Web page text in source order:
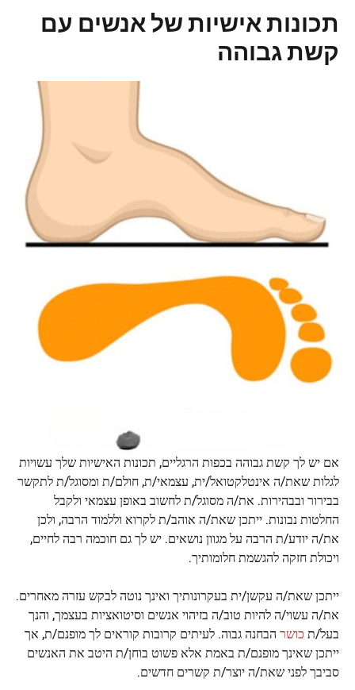
תכונות אישיות של אנשים עם
קשת גבוהה
אם יש לך קשת גבוהה בכפות הרגליים, תכונות האישיות שלך עשויות
לגלות שאת/ה אינטלקטואל/ית, עצמאי/ת, חולם/ת ומסוגל/ת לתקשר
בבירור ובבהירות. את/ה מסוגל/ת לחשוב באופן עצמאי ולקבל
החלטות נבונות. ייתכן שאת/ה אוהב/ת לקרוא וללמוד הרבה, ולכן
את/ה יודע/ת הרבה על מגוון נושאים. יש לך גם חוכמה רבה לחיים,
ויכולת חזקה להגשמת חלומותיך.
ייתכן שאת/ה עקשן/ית בעקרונותיך ואינך נוטה לבקש עזרה מאחרים.
את/ה עשוי/ה להיות טוב/ה בזיהוי אנשים וסיטואציות בעצמך, והנך
בעל/ת כושר הבחנה גבוה. לעיתים קרובות קוראים לך מופנם/ת, אך
ייתכן שאינך מופנם/ת באמת אלא פשוט בוחן/ת היטב את האנשים
סביבך לפני שאת/ה יוצר/ת קשרים חדשים.